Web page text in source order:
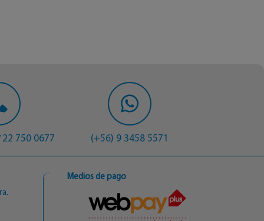
22 750 0677 (+56) 9 3458 5571
Medios de pago